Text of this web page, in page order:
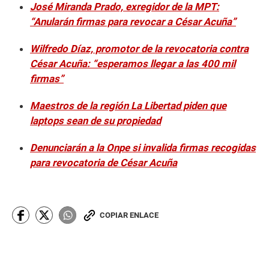
José Miranda Prado, exregidor de la MPT:
“Anularán firmas para revocar a César Acuña”
Wilfredo Díaz, promotor de la revocatoria contra
César Acuña: “esperamos llegar a las 400 mil
firmas”
Maestros de la región La Libertad piden que
laptops sean de su propiedad
Denunciarán a la Onpe si invalida firmas recogidas
para revocatoria de César Acuña
COPIAR ENLACE